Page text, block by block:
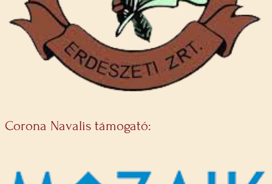
Corona Navalis támogató: